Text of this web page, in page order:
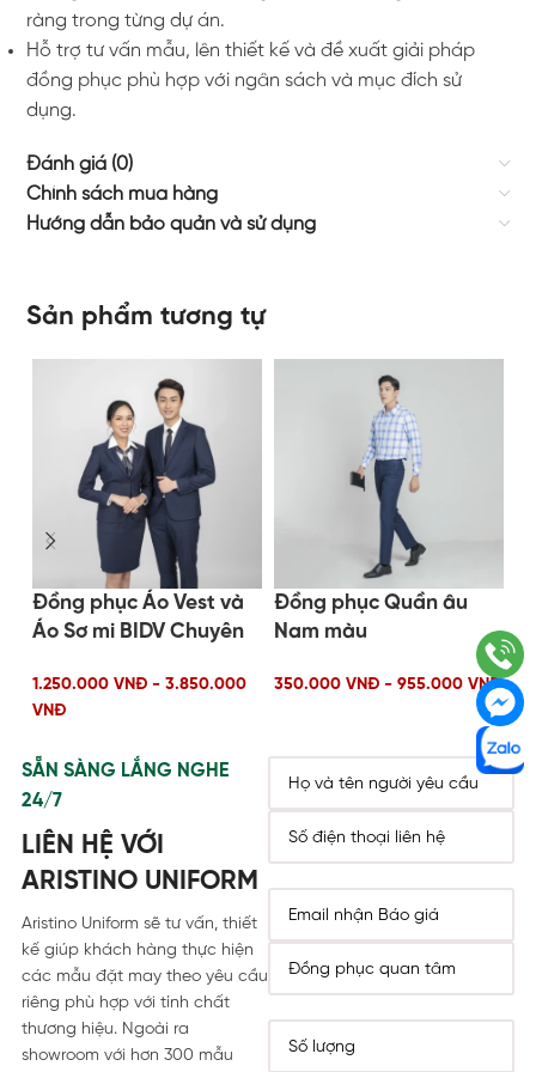
ràng trong từng dự án.
Hỗ trợ tư vấn mẫu, lên thiết kế và đề xuất giải pháp
đồng phục phù hợp với ngân sách và mục đích sử
dụng.
Đánh giá (0)
Chính sách mua hàng
Hướng dẫn bảo quản và sử dụng
Sản phẩm tương tự
Đồng phục Áo Vest và
Áo Sơ mi BIDV Chuyên
1.250.000 VNĐ - 3.850.000
VNĐ
Đồng phục Quần âu
Nam màu
350.000 VNĐ - 955.000 VNĐ
SẴN SÀNG LẮNG NGHE
24/7
LIÊN HỆ VỚI
ARISTINO UNIFORM
Aristino Uniform sẽ tư vấn, thiết
kế giúp khách hàng thực hiện
các mẫu đặt may theo yêu cầu
riêng phù hợp với tính chất
thương hiệu. Ngoài ra
showroom với hơn 300 mẫu